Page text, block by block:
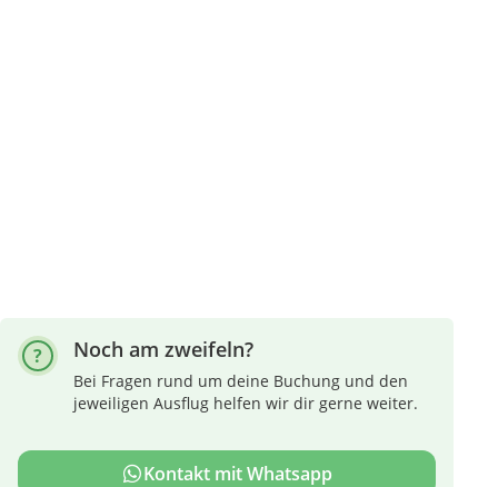
Noch am zweifeln?
Bei Fragen rund um deine Buchung und den
jeweiligen Ausflug helfen wir dir gerne weiter.
Kontakt mit Whatsapp